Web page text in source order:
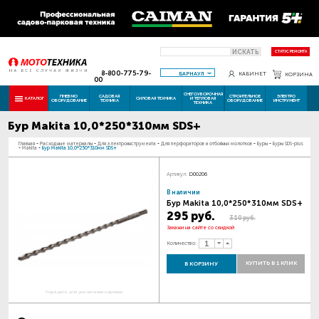
ИСКАТЬ СТАТУС РЕМОНТА
8-800-775-79-
00
БАРНАУЛ КАБИНЕТ КОРЗИНА
КАТАЛОГ ПНЕВМО
ОБОРУДОВАНИЕ
САДОВАЯ
ТЕХНИКА СИЛОВАЯ ТЕХНИКА
СНЕГОУБОРОЧНАЯ
И ТЕПЛОВАЯ
ТЕХНИКА
СТРОИТЕЛЬНОЕ
ОБОРУДОВАНИЕ
ЭЛЕКТРО
ИНСТРУМЕНТ
Бур Makita 10,0*250*310мм SDS+
Главная - Расходные материалы - Для электроинструмента - Для перфораторов и отбойных молотков - Буры - Буры SDS-plus
- Makita - Бур Makita 10,0*250*310мм SDS+
Наведите для увеличения картинки
Артикул: D00206
В наличии
Бур Makita 10,0*250*310мм SDS+
295 руб. 310 руб.
Закажи на сайте со скидкой
Количество:
В КОРЗИНУ КУПИТЬ В 1 КЛИК